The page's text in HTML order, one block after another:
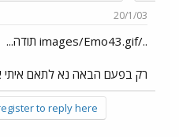
20/1/03
../images/Emo43.gif תודה...
רק בפעם הבאה נא לתאם איתי
to reply here.